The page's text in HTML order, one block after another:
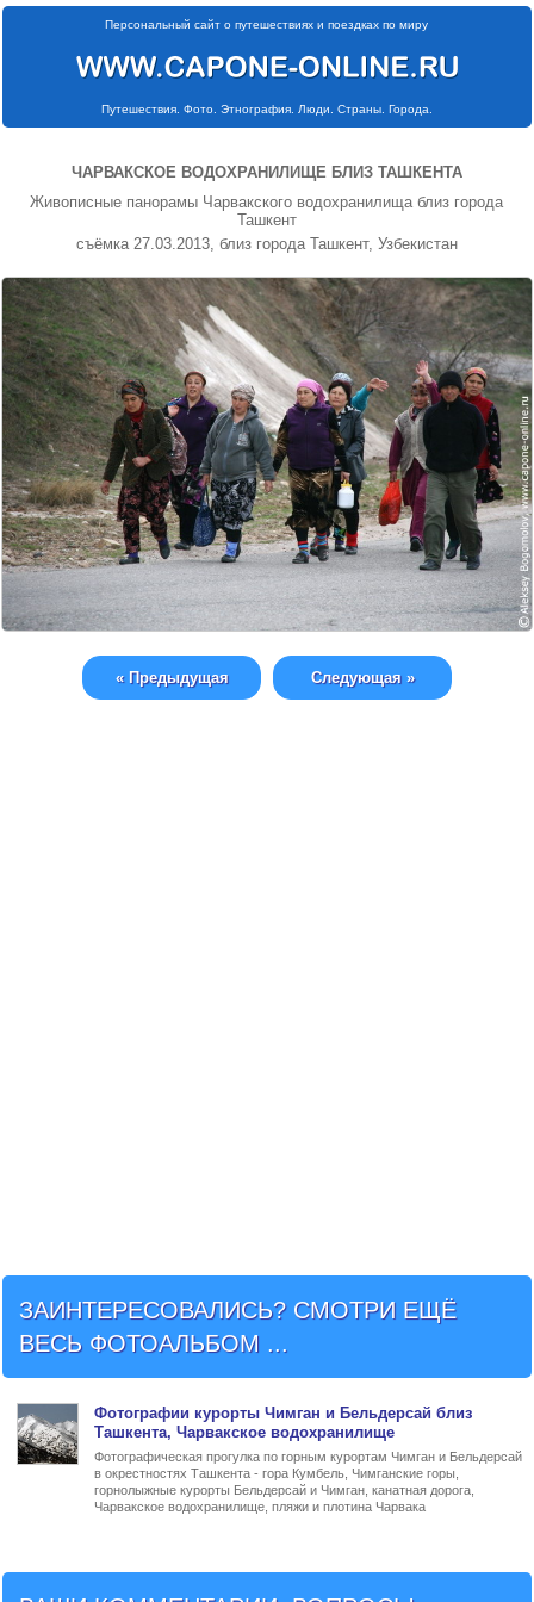
Персональный сайт о путешествиях и поездках по миру
Путешествия. Фото. Этнография. Люди. Страны. Города.
ЧАРВАКСКОЕ ВОДОХРАНИЛИЩЕ БЛИЗ ТАШКЕНТА
Живописные панорамы Чарвакского водохранилища близ города
Ташкент
съёмка 27.03.2013, близ города Ташкент, Узбекистан
« Предыдущая Следующая »
ЗАИНТЕРЕСОВАЛИСЬ? СМОТРИ ЕЩЁ
ВЕСЬ ФОТОАЛЬБОМ ...
Фотографии курорты Чимган и Бельдерсай близ
Ташкента, Чарвакское водохранилище
Фотографическая прогулка по горным курортам Чимган и Бельдерсай
в окрестностях Ташкента - гора Кумбель, Чимганские горы,
горнолыжные курорты Бельдерсай и Чимган, канатная дорога,
Чарвакское водохранилище, пляжи и плотина Чарвака